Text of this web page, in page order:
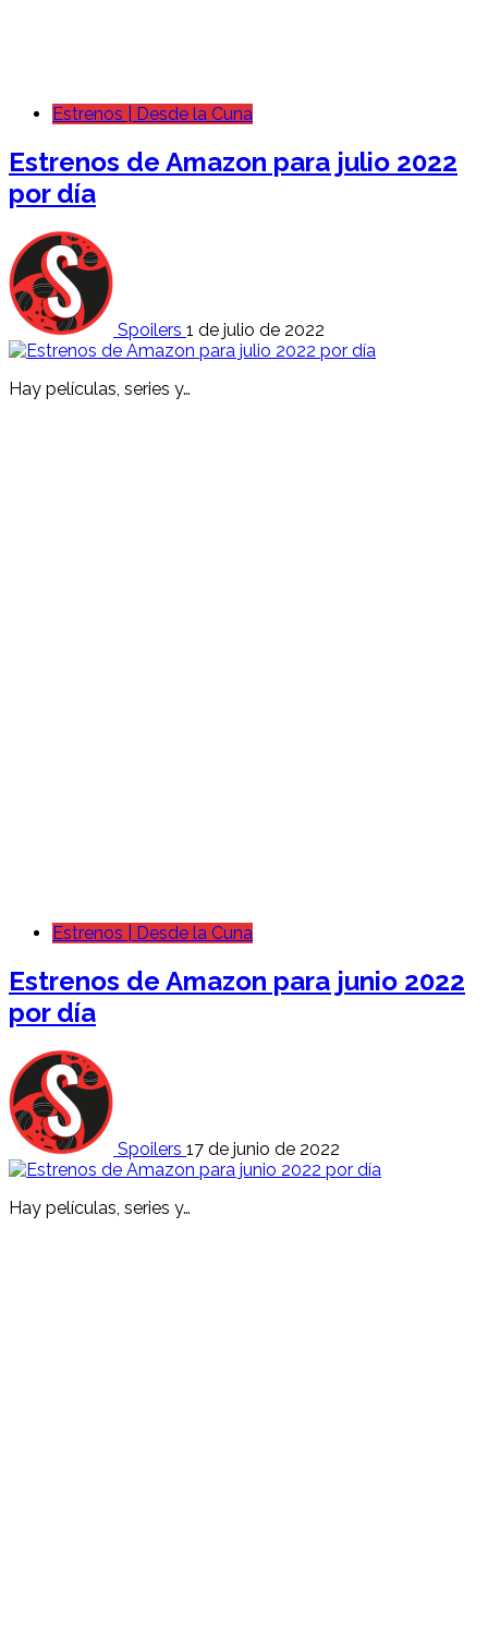
Estrenos | Desde la Cuna
Estrenos de Amazon para julio 2022
por día
Spoilers 1 de julio de 2022
Hay películas, series y…
Estrenos | Desde la Cuna
Estrenos de Amazon para junio 2022
por día
Spoilers 17 de junio de 2022
Hay películas, series y…